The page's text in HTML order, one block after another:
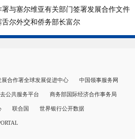
署与塞尔维亚有关部门签署发展合作文件
舌尔外交和侨务部长富尔
展合作署全球发展促进中心 中国领事服务网
公共服务平台 商务部国际经济合作事务局
联合国 世界银行公开数据